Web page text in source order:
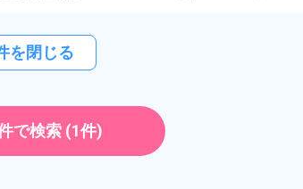
を閉じる
で検索 (1件)